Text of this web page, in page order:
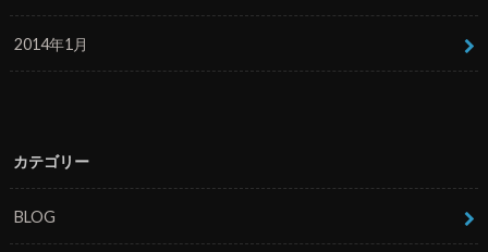
2014年1月
カテゴリー
BLOG